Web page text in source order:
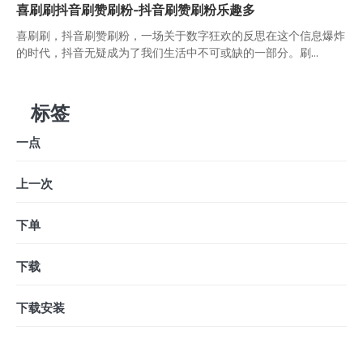
喜刷刷抖音刷赞刷粉-抖音刷赞刷粉乐趣多
喜刷刷，抖音刷赞刷粉，一场关于数字狂欢的反思在这个信息爆炸
的时代，抖音无疑成为了我们生活中不可或缺的一部分。刷...
标签
一点
上一次
下单
下载
下载安装